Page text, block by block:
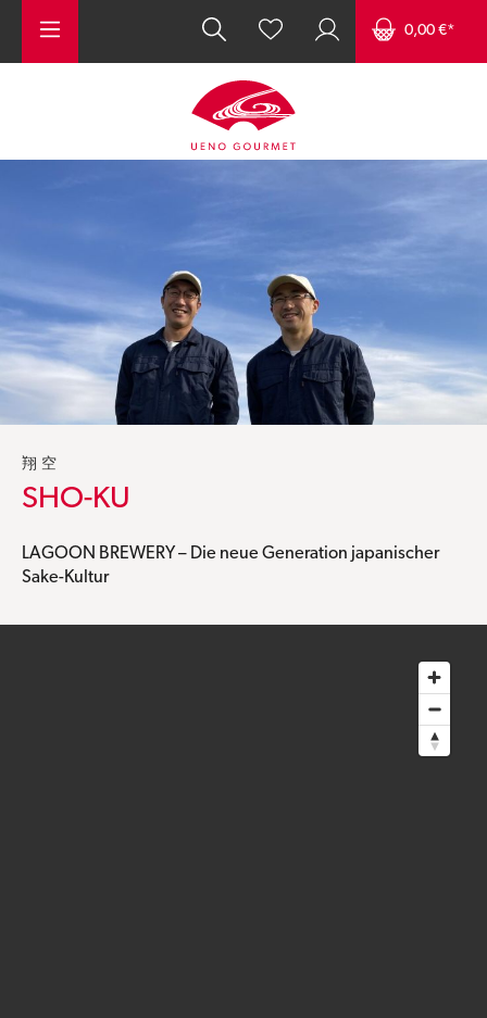
0,00 €*
翔空
SHO-KU
LAGOON BREWERY – Die neue Generation japanischer
Sake-Kultur